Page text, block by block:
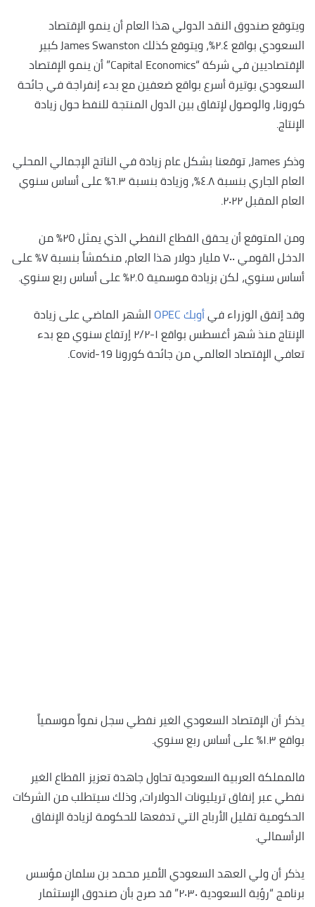
ويتوقع صندوق النقد الدولي هذا العام أن ينمو الإقتصاد
السعودي بواقع ٢.٤٪؜، ويتوقع كذلك James Swanston كبير
الإقتصاديين في شركة “Capital Economics” أن ينمو الإقتصاد
السعودي بوتيرة أسرع بواقع ضعفين مع بدء إنفراجة في جائحة
كورونا، والوصول لإتفاق بين الدول المنتجة للنفط حول زيادة
الإنتاج.
وذكر James، توقعنا بشكل عام زيادة في الناتج الإجمالي المحلي
العام الجاري بنسبة ٤.٨٪؜، وزيادة بنسبة ٦.٣٪؜ على أساس سنوي
العام المقبل ٢٠٢٢.
ومن المتوقع أن يحقق القطاع النفطي الذي يمثل ٢٥٪؜ من
الدخل القومي ٧٠٠ مليار دولار هذا العام، منكمشاً بنسبة ٧٪؜ على
أساس سنوي، لكن بزيادة موسمية ٢.٥٪؜ على أساس ربع سنوي.
وقد إتفق الوزراء فيأوبك OPEC
الشهر الماضي على زيادة
الإنتاج منذ شهر أغسطس بواقع ١-٢/٢ إرتفاع سنوي مع بدء
تعافي الإقتصاد العالمي من جائحة كورونا Covid-19.
يذكر أن الإقتصاد السعودي الغير نفطي سجل نمواً موسمياً
بواقع ١.٣٪؜ على أساس ربع سنوي.
فالمملكة العربية السعودية تحاول جاهدة تعزيز القطاع الغير
نفطي عبر إنفاق تريليونات الدولارات، وذلك سيتطلب من الشركات
الحكومية تقليل الأرباح التي تدفعها للحكومة لزيادة الإنفاق
الرأسمالي.
يذكر أن ولي العهد السعودي الأمير محمد بن سلمان مؤسس
برنامج “رؤية السعودية ٢٠٣٠” قد صرح بأن صندوق الإستثمار